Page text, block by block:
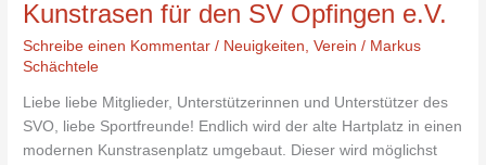
Kunstrasen für den SV Opfingen e.V.
Schreibe einen Kommentar / Neuigkeiten ,Verein / Markus
Schächtele
Liebe liebe Mitglieder, Unterstützerinnen und Unterstützer des
SVO, liebe Sportfreunde! Endlich wird der alte Hartplatz in einen
modernen Kunstrasenplatz umgebaut. Dieser wird möglichst